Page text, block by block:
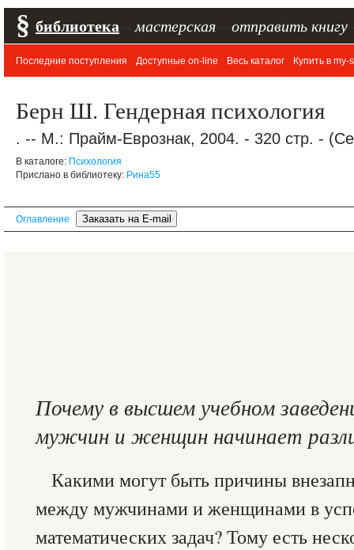
§ библиотека мастерская отправить книгу
Последние поступления Доступные on-line Весь каталог Купить в my-
Берн Ш. Гендерная психология
. -- М.: Прайм-Еврознак, 2004. - 320 стр. -
В каталоге: Психология
Прислано в библиотеку: Рина55
Оглавление
Почему в высшем учебном
мужчин и женщин начинает
Какими могут быть причины
между мужчинами и женщинами в
математических задач? Тому есть